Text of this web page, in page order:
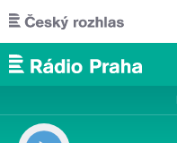
Přejít k hlavnímu obsahu